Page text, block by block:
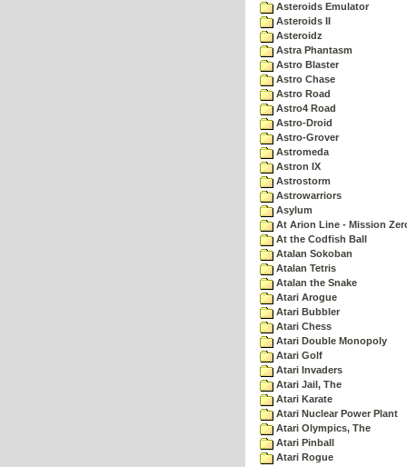
Asteroids Emulator
Asteroids II
Asteroidz
Astra Phantasm
Astro Blaster
Astro Chase
Astro Road
Astro4 Road
Astro-Droid
Astro-Grover
Astromeda
Astron IX
Astrostorm
Astrowarriors
Asylum
At Arion Line - Mission
At the Codfish Ball
Atalan Sokoban
Atalan Tetris
Atalan the Snake
Atari Arogue
Atari Bubbler
Atari Chess
Atari Double Monopoly
Atari Golf
Atari Invaders
Atari Jail, The
Atari Karate
Atari Nuclear Power Plant
Atari Olympics, The
Atari Pinball
Atari Rogue